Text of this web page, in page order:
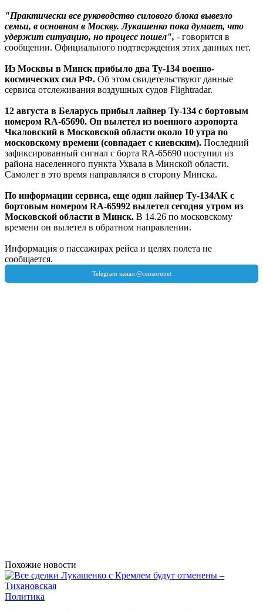
"Практически все руководство силового блока вывезло
семьи, в основном в Москву. Лукашенко пока думает, что
удержит ситуацию, но процесс пошел", - говорится в
сообщении. Официального подтверждения этих данных нет.
Из Москвы в Минск прибыло два Ту-134 военно-
космических сил РФ. Об этом свидетельствуют данные
сервиса отслеживания воздушных судов Flightradar.
12 августа в Беларусь прибыл лайнер Ту-134 с бортовым
номером RA-65690. Он вылетел из военного аэропорта
Чкаловский в Московской области около 10 утра по
московскому времени (совпадает с киевским). Последний
зафиксированный сигнал с борта RA-65690 поступил из
района населенного пункта Ухвала в Минской области.
Самолет в это время направлялся в сторону Минска.
По информации сервиса, еще один лайнер Ту-134АК с
бортовым номером RA-65992 вылетел сегодня утром из
Московской области в Минск. В 14.26 по московскому
времени он вылетел в обратном направлении.
Информация о пассажирах рейса и целях полета не
сообщается.
Похожие новости
Политика